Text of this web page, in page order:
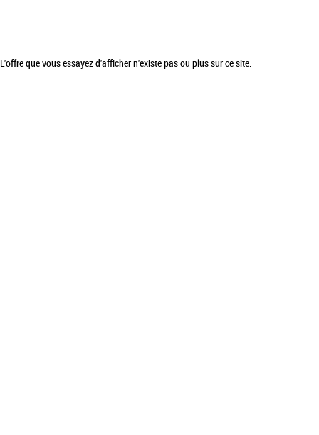
L'offre que vous essayez d'afficher n'existe pas ou plus sur ce site.